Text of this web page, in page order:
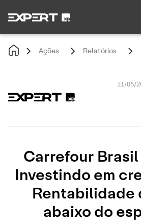
Ações Relatórios
11/05/
Carrefour Brasil
Investindo em
Rentabilidade
abaixo do